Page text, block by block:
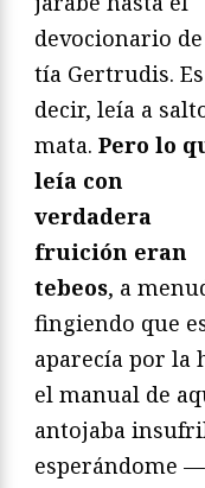
devocionario
tía Gertrudis. Es
decir, leía a
mata. Pero lo
leía con
verdadera
fruición eran
tebeos, a
fingiendo que
aparecía por la
el manual de
antojaba
esperándome